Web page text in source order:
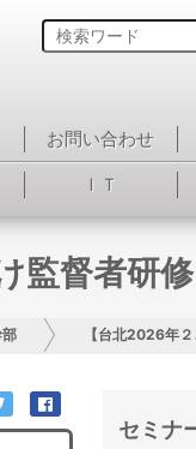
お問い合わせ
ＩＴ
監督者研修
【台北2026年
セミナ